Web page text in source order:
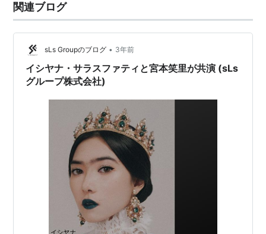
関連ブログ
sLs Groupのブログ • 3年前
イシヤナ・サラスファティと宮本笑里が共演 (sLs
グループ株式会社)